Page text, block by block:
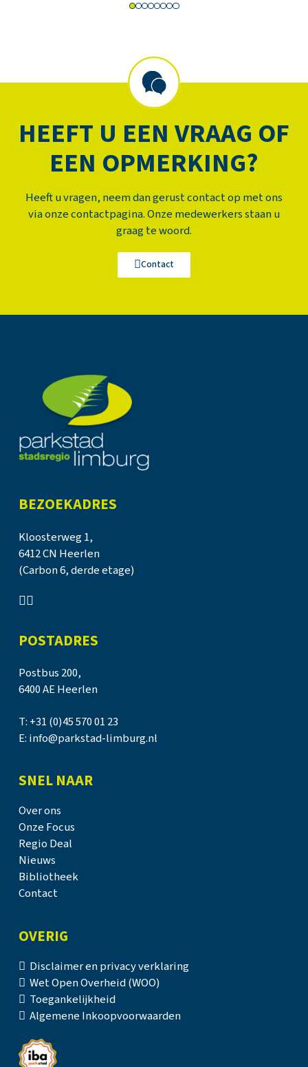
HEEFT U EEN VRAAG OF
EEN OPMERKING?
Heeft u vragen, neem dan gerust contact op met ons
via onze contactpagina. Onze medewerkers staan u
graag te woord.
Contact
BEZOEKADRES
Kloosterweg 1,
6412 CN Heerlen
(Carbon 6, derde etage)
POSTADRES
Postbus 200,
6400 AE Heerlen
T: +31 (0)45 570 01 23
E: info@parkstad-limburg.nl
SNEL NAAR
Over ons
Onze Focus
Regio Deal
Nieuws
Bibliotheek
Contact
OVERIG
Disclaimer en privacy verklaring
Wet Open Overheid (WOO)
Toegankelijkheid
Algemene Inkoopvoorwaarden